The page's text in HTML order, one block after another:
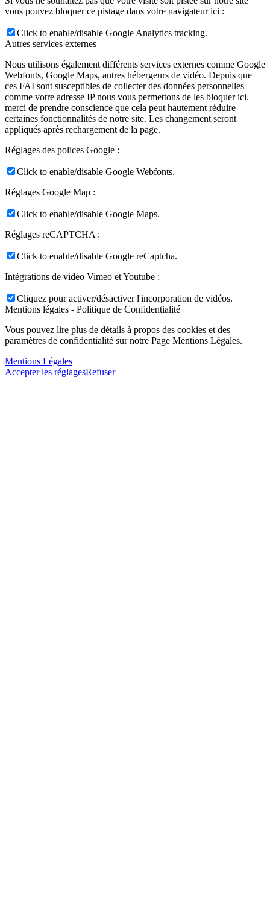
vous pouvez bloquer ce pistage dans votre navigateur ici :
Click to enable/disable Google Analytics tracking.
Autres services externes
Nous utilisons également différents services externes comme Google
Webfonts, Google Maps, autres hébergeurs de vidéo. Depuis que
ces FAI sont susceptibles de collecter des données personnelles
comme votre adresse IP nous vous permettons de les bloquer ici.
merci de prendre conscience que cela peut hautement réduire
certaines fonctionnalités de notre site. Les changement seront
appliqués après rechargement de la page.
Réglages des polices Google :
Click to enable/disable Google Webfonts.
Réglages Google Map :
Click to enable/disable Google Maps.
Réglages reCAPTCHA :
Click to enable/disable Google reCaptcha.
Intégrations de vidéo Vimeo et Youtube :
Cliquez pour activer/désactiver l'incorporation de vidéos.
Mentions légales - Politique de Confidentialité
Vous pouvez lire plus de détails à propos des cookies et des
paramètres de confidentialité sur notre Page Mentions Légales.
Mentions Légales
Accepter les réglagesRefuser